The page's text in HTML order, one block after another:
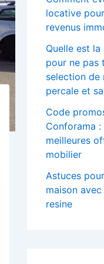
locative
revenus
Quelle est
pour ne pas
selection de
percale et
Code
Conforama
meilleures
mobilier
Astuces
maison
resine